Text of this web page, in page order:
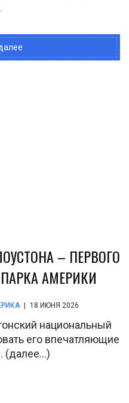
– ПЕРВОГО
АМЕРИКИ
18 ИЮНЯ 2026
национальный
его впечатляющие
(далее…)